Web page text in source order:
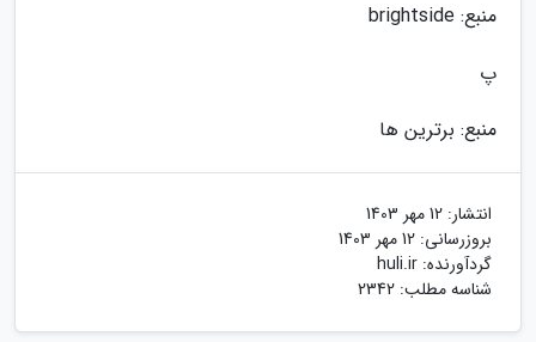
منبع: brightside
پ
منبع: برترین ها
انتشار: 12 مهر 1403
بروزرسانی: 12 مهر 1403
گردآورنده: huli.ir
شناسه مطلب: 2342